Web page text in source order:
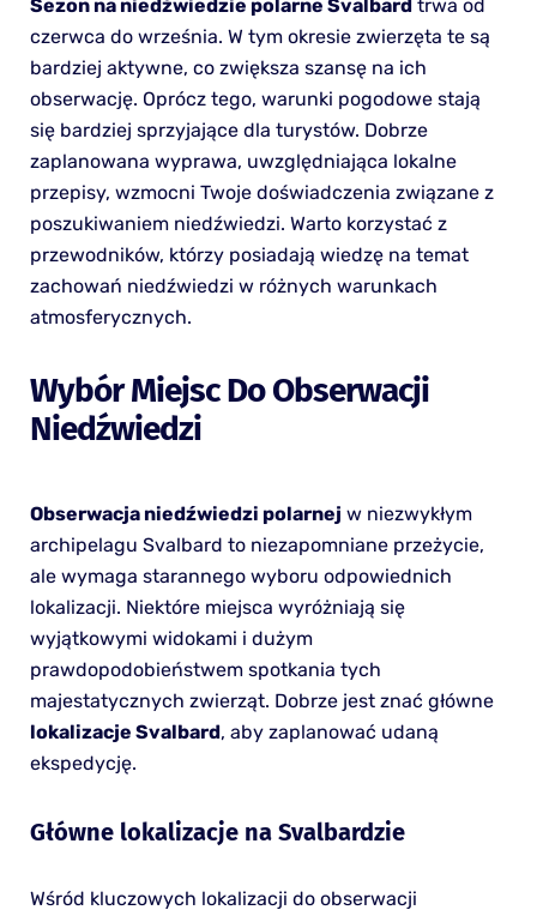
Sezon na niedźwiedzie polarne Svalbard trwa od
czerwca do września. W tym okresie zwierzęta te są
bardziej aktywne, co zwiększa szansę na ich
obserwację. Oprócz tego, warunki pogodowe stają
się bardziej sprzyjające dla turystów. Dobrze
zaplanowana wyprawa, uwzględniająca lokalne
przepisy, wzmocni Twoje doświadczenia związane z
poszukiwaniem niedźwiedzi. Warto korzystać z
przewodników, którzy posiadają wiedzę na temat
zachowań niedźwiedzi w różnych warunkach
atmosferycznych.
Wybór Miejsc Do Obserwacji
Niedźwiedzi
Obserwacja niedźwiedzi polarnej w niezwykłym
archipelagu Svalbard to niezapomniane przeżycie,
ale wymaga starannego wyboru odpowiednich
lokalizacji. Niektóre miejsca wyróżniają się
wyjątkowymi widokami i dużym
prawdopodobieństwem spotkania tych
majestatycznych zwierząt. Dobrze jest znać główne
lokalizacje Svalbard, aby zaplanować udaną
ekspedycję.
Główne lokalizacje na Svalbardzie
Wśród kluczowych lokalizacji do obserwacji